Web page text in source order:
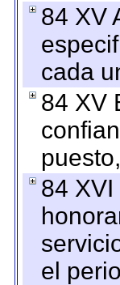
84 XV
cada
84 XV
84
el